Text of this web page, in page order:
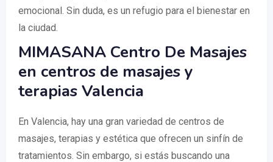
emocional. Sin duda, es un refugio para el bienestar en
la ciudad.
MIMASANA Centro De Masajes
en centros de masajes y
terapias Valencia
En Valencia, hay una gran variedad de centros de
masajes, terapias y estética que ofrecen un sinfín de
tratamientos. Sin embargo, si estás buscando una